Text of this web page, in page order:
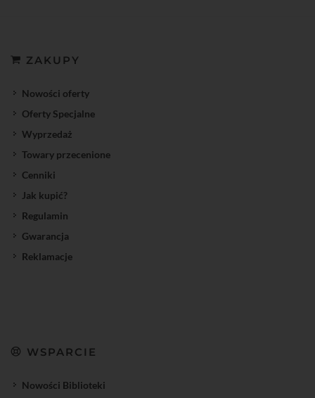
ZAKUPY
Nowości oferty
Oferty Specjalne
Wyprzedaż
Towary przecenione
Cenniki
Jak kupić?
Regulamin
Gwarancja
Reklamacje
WSPARCIE
Nowości Biblioteki